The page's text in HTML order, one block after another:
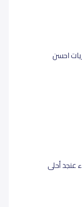
احسن
عنجد أحلى